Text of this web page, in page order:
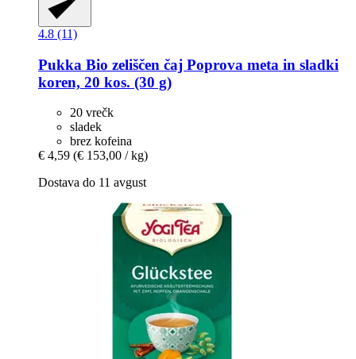
4.8 (11)
Pukka Bio zeliščen čaj Poprova meta in sladki
koren, 20 kos. (30 g)
20 vrečk
sladek
brez kofeina
€ 4,59 (€ 153,00 / kg)
Dostava do 11 avgust